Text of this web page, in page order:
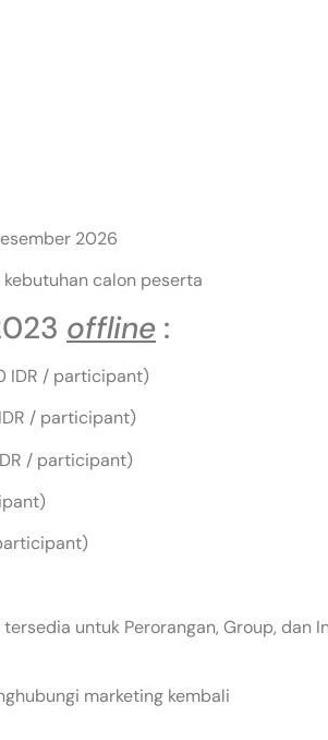
2026
calon peserta
offline :
IDR / participant)
/ participant)
/ participant)
untuk Perorangan, Group, dan
marketing kembali